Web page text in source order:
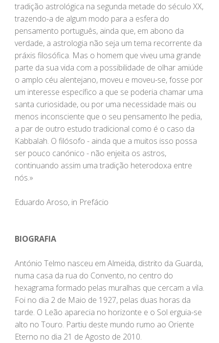
tradição astrológica na segunda metade do século XX,
trazendo-a de algum modo para a esfera do
pensamento português, ainda que, em abono da
verdade, a astrologia não seja um tema recorrente da
práxis filosófica. Mas o homem que viveu uma grande
parte da sua vida com a possibilidade de olhar amiúde
o amplo céu alentejano, moveu e moveu-se, fosse por
um interesse específico a que se poderia chamar uma
santa curiosidade, ou por uma necessidade mais ou
menos inconsciente que o seu pensamento lhe pedia,
a par de outro estudo tradicional como é o caso da
Kabbalah. O filósofo - ainda que a muitos isso possa
ser pouco canónico - não enjeita os astros,
continuando assim uma tradição heterodoxa entre
nós.»
Eduardo Aroso, in Prefácio
BIOGRAFIA
António Telmo nasceu em Almeida, distrito da Guarda,
numa casa da rua do Convento, no centro do
hexagrama formado pelas muralhas que cercam a vila.
Foi no dia 2 de Maio de 1927, pelas duas horas da
tarde. O Leão aparecia no horizonte e o Sol erguia-se
alto no Touro. Partiu deste mundo rumo ao Oriente
Eterno no dia 21 de Agosto de 2010.